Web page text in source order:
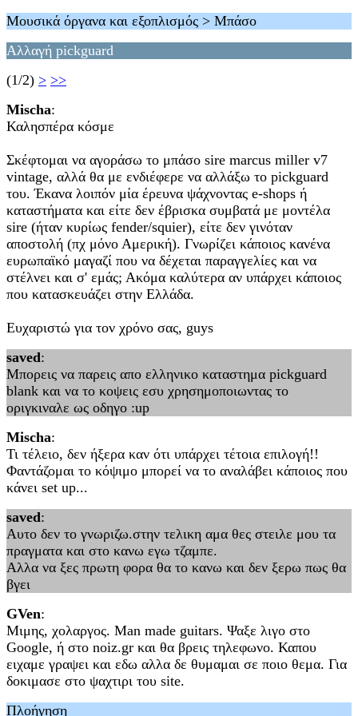
Μουσικά όργανα και εξοπλισμός > Μπάσο
Αλλαγή pickguard
(1/2) > >>
Mischa:
Καλησπέρα κόσμε
Σκέφτομαι να αγοράσω το μπάσο sire marcus miller v7
vintage, αλλά θα με ενδιέφερε να αλλάξω το pickguard
του. Έκανα λοιπόν μία έρευνα ψάχνοντας e-shops ή
καταστήματα και είτε δεν έβρισκα συμβατά με μοντέλα
sire (ήταν κυρίως fender/squier), είτε δεν γινόταν
αποστολή (πχ μόνο Αμερική). Γνωρίζει κάποιος κανένα
ευρωπαϊκό μαγαζί που να δέχεται παραγγελίες και να
στέλνει και σ' εμάς; Ακόμα καλύτερα αν υπάρχει κάποιος
που κατασκευάζει στην Ελλάδα.
Ευχαριστώ για τον χρόνο σας, guys
saved:
Μπορεις να παρεις απο ελληνικο καταστημα pickguard
blank και να το κοψεις εσυ χρησημοποιωντας το
οριγκιναλε ως οδηγο :up
Mischa:
Τι τέλειο, δεν ήξερα καν ότι υπάρχει τέτοια επιλογή!!
Φαντάζομαι το κόψιμο μπορεί να το αναλάβει κάποιος που
κάνει set up...
saved:
Αυτο δεν το γνωριζω.στην τελικη αμα θες στειλε μου τα
πραγματα και στο κανω εγω τζαμπε.
Αλλα να ξες πρωτη φορα θα το κανω και δεν ξερω πως θα
βγει
GVen:
Μιμης, χολαργος. Man made guitars. Ψαξε λιγο στο
Google, ή στο noiz.gr και θα βρεις τηλεφωνο. Καπου
ειχαμε γραψει και εδω αλλα δε θυμαμαι σε ποιο θεμα. Για
δοκιμασε στο ψαχτιρι του site.
Πλοήγηση